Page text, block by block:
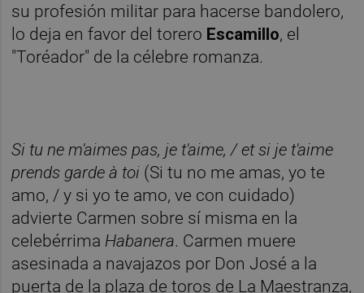
su profesión militar para hacerse bandolero,
lo deja en favor del torero Escamillo, el
"Toréador" de la célebre romanza.
Si tu ne m'aimes pas, je t'aime, / et si je t'aime
prends garde à toi (Si tu no me amas, yo te
amo, / y si yo te amo, ve con cuidado)
advierte Carmen sobre sí misma en la
celebérrima Habanera. Carmen muere
asesinada a navajazos por Don José a la
puerta de la plaza de toros de La Maestranza,